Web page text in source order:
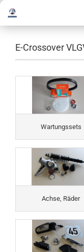
E-Crossover
Wartungssets
Achse, Räder